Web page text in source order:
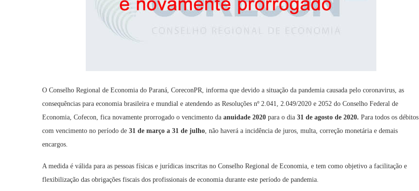
O Conselho Regional de Economia do Paraná, CoreconPR, informa que devido a situação da pandemia causada pelo coronavirus, as
consequências para economia brasileira e mundial e atendendo as Resoluções nº 2.041, 2.049/2020 e 2052 do Conselho Federal de
Economia, Cofecon, fica novamente prorrogado o vencimento da anuidade 2020 para o dia 31 de agosto de 2020. Para todos os débitos
com vencimento no período de 31 de março a 31 de julho, não haverá a incidência de juros, multa, correção monetária e demais
encargos.
A medida é válida para as pessoas físicas e jurídicas inscritas no Conselho Regional de Economia, e tem como objetivo a facilitação e
flexibilização das obrigações fiscais dos profissionais de economia durante este período de pandemia.